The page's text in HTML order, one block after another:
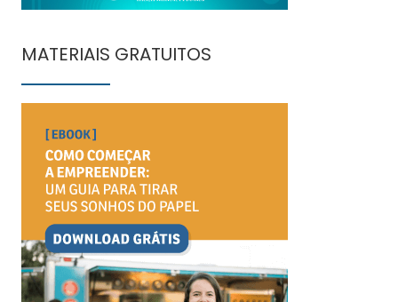
MATERIAIS GRATUITOS